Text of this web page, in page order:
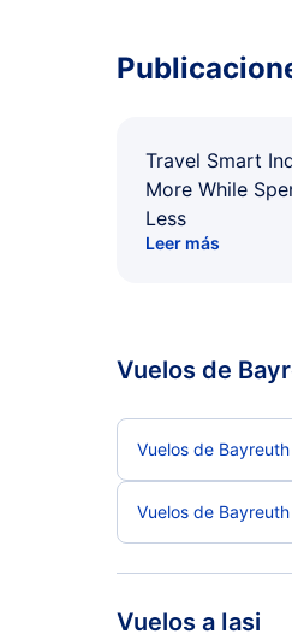
Travel Smart
More While
Less
Leer más
Vuelos de
Vuelos de
Vuelos de
Vuelos a Iasi